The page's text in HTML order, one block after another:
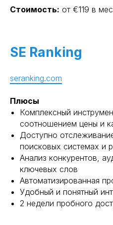
Стоимость: от €119 в
SE Ranking
seranking.com
Плюсы
Комплексный
соотношением цены и
Доступно
поисковых системах и
Анализ конкурентов,
ключевых слов
Автоматизированная
Удобный и понятный
2 недели пробного